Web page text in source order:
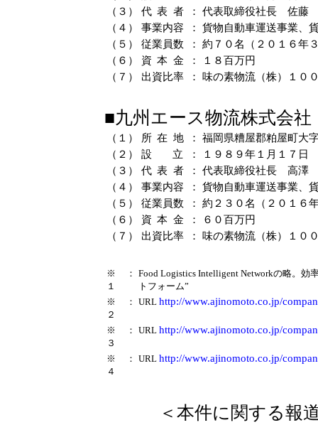
（３）
代表 者 ：
代表取締役社長 佐藤
（４）
事業内容 ：
貨物自動車運送事業、
（５）
従業員数 ：
約７０名（２０１６年
（６）
資本 金 ：
１８百万円
（７）
出資比率 ： 味の素物流（株）１０
■九州エース物流株式会社
（１） 所在 地 ：
福岡県糟屋郡粕屋町大
（２）
設 立 ：
１９８９年１月１７日
（３）
代表 者 ：
代表取締役社長 高澤
（４）
事業内容 ：
貨物自動車運送事業、
（５）
従業員数 ：
約２３０名（２０１６
（６）
資本 金 ：
６０百万円
（７）
出資比率 ： 味の素物流（株）１０
※
１
： Food Logistics Intelligent Networkの略。効
トフォーム”
※
２
： URL http://www.ajinomoto.co.jp/
※
３
： URL http://www.ajinomoto.co.jp/
※
４
： URL http://www.ajinomoto.co.jp/
＜本件に関する報